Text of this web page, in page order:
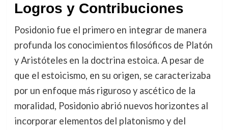
Logros y Contribuciones
Posidonio fue el primero en integrar de manera
profunda los conocimientos filosóficos de Platón
y Aristóteles en la doctrina estoica. A pesar de
que el estoicismo, en su origen, se caracterizaba
por un enfoque más riguroso y ascético de la
moralidad, Posidonio abrió nuevos horizontes al
incorporar elementos del platonismo y del